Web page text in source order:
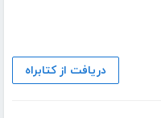
دریافت از کتابراه